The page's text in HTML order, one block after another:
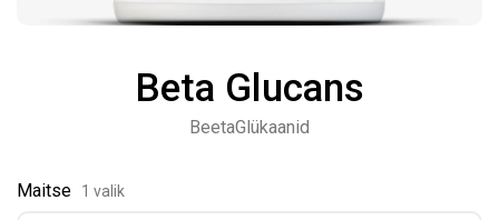
Beta Glucans
BeetaGlükaanid
Maitse 1 valik